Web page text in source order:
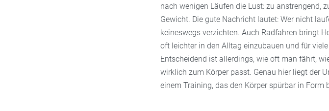
nach wenigen Läufen die Lust: zu anstrengend,
Gewicht. Die gute Nachricht lautet: Wer nicht
keineswegs verzichten. Auch Radfahren bringt
oft leichter in den Alltag einzubauen und für
Entscheidend ist allerdings, wie oft man fährt,
wirklich zum Körper passt. Genau hier liegt der
einem Training, das den Körper spürbar in Form